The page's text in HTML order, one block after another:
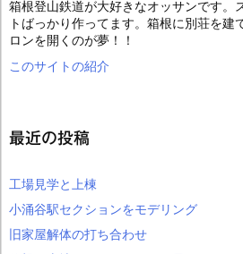
箱根登山鉄道が大好きなオッサンです。
トばっかり作ってます。箱根に別荘を建
ロンを開くのが夢！！
このサイトの紹介
最近の投稿
工場見学と上棟
小涌谷駅セクションをモデリング
旧家屋解体の打ち合わせ